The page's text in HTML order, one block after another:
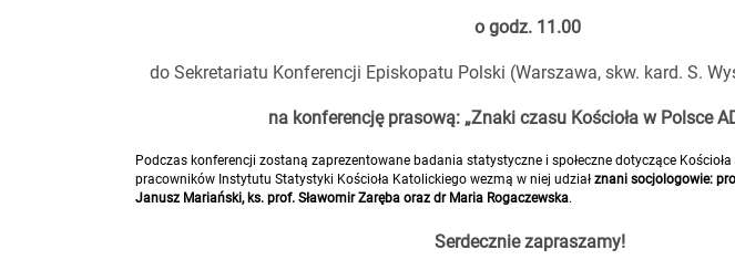
o godz. 11.00
do Sekretariatu Konferencji Episkopatu Polski (Warszawa, skw. kard. S.
na konferencję prasową: „Znaki czasu Kościoła w Polsce
Podczas konferencji zostaną zaprezentowane badania statystyczne i społeczne dotyczące
pracowników Instytutu Statystyki Kościoła Katolickiego wezmą w niej udział znani socjologowie:
Janusz Mariański, ks. prof. Sławomir Zaręba oraz dr Maria Rogaczewska.
Serdecznie zapraszamy!